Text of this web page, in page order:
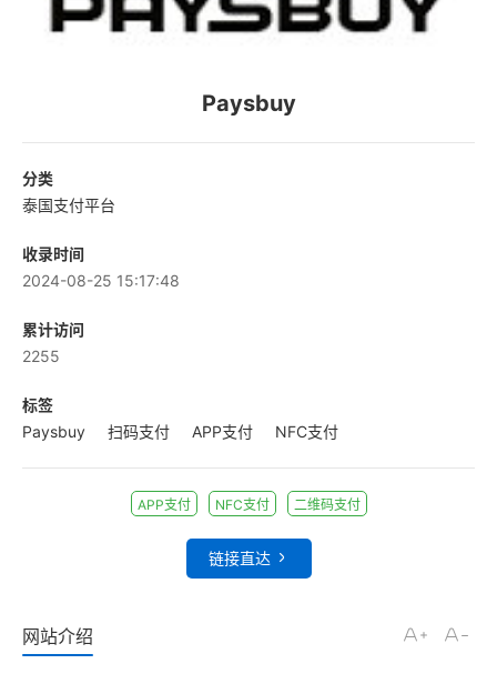
Paysbuy
分类
泰国支付平台
收录时间
2024-08-25 15:17:48
累计访问
2255
标签
Paysbuy
扫码支付 APP支付 NFC支付
APP支付 NFC支付 二维码支付
链接直达
网站介绍